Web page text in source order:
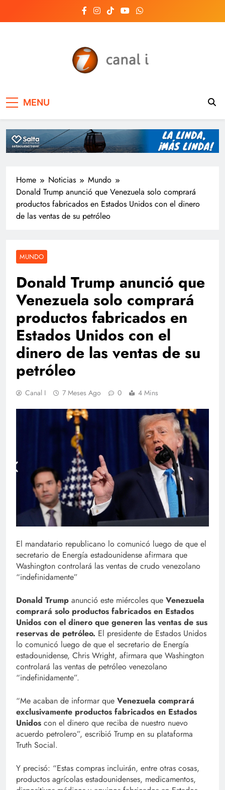
Salta, Argentina y el
mundo, las 24 horas
del día
MENU
Home Noticias
Mundo
Donald Trump anunció que Venezuela solo comprará
productos fabricados en Estados Unidos con el dinero
de las ventas de su petróleo
MUNDO
Donald Trump anunció que
Venezuela solo comprará
productos fabricados en
Estados Unidos con el
dinero de las ventas de su
petróleo
Canal I 7 Meses Ago 0 4 Mins
El mandatario republicano lo comunicó luego de que el
secretario de Energía estadounidense afirmara que
Washington controlará las ventas de crudo venezolano
“indefinidamente”
Donald Trump anunció este miércoles que Venezuela
comprará solo productos fabricados en Estados
Unidos con el dinero que generen las ventas de sus
reservas de petróleo. El presidente de Estados Unidos
lo comunicó luego de que el secretario de Energía
estadounidense, Chris Wright, afirmara que Washington
controlará las ventas de petróleo venezolano
“indefinidamente”.
“Me acaban de informar que Venezuela comprará
exclusivamente productos fabricados en Estados
Unidos con el dinero que reciba de nuestro nuevo
acuerdo petrolero”, escribió Trump en su plataforma
Truth Social.
Y precisó: “Estas compras incluirán, entre otras cosas,
productos agrícolas estadounidenses, medicamentos,